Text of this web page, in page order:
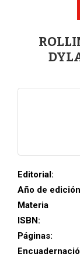
Editorial:
Año de
Materia
ISBN:
Páginas: